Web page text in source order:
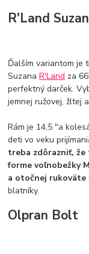
R'Land
Ďalším variantom je
SuzanaR'Land za
perfektný darček.
jemnej ružovej, žltej
Rám je 14,5 "a
deti vo veku
treba zdôrazniť, že
forme voľnobežky
a otočnej
blatníky.
Olpran Bolt